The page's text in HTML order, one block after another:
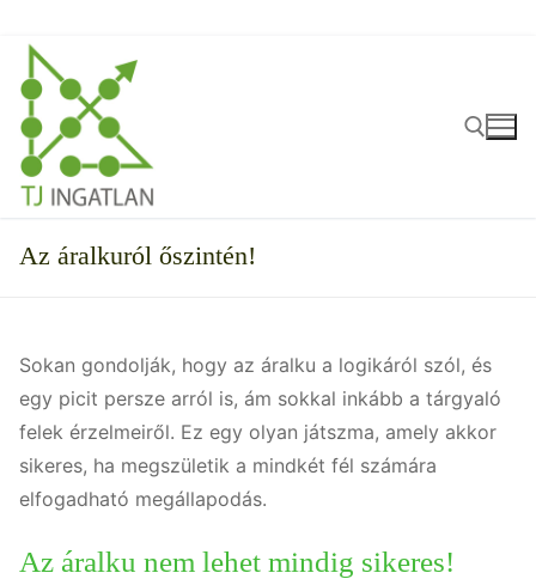
Ugrás
tartalomra
Az áralkuról őszintén!
Sokan gondolják, hogy az áralku a logikáról szól, és
egy picit persze arról is, ám sokkal inkább a tárgyaló
felek érzelmeiről. Ez egy olyan játszma, amely akkor
sikeres, ha megszületik a mindkét fél számára
elfogadható megállapodás.
Az áralku nem lehet mindig sikeres!